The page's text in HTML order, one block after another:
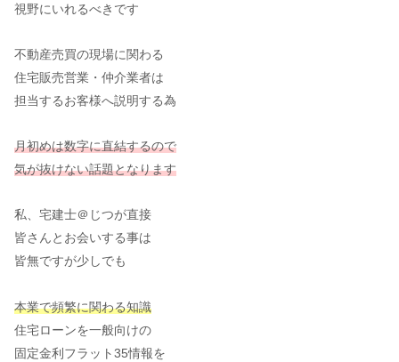
視野にいれるべきです
不動産売買の現場に関わる
住宅販売営業・仲介業者は
担当するお客様へ説明する為
月初めは数字に直結するので
気が抜けない話題となります
私、宅建士＠じつが直接
皆さんとお会いする事は
皆無ですが少しでも
本業で頻繁に関わる知識
住宅ローンを一般向けの
固定金利フラット35情報を